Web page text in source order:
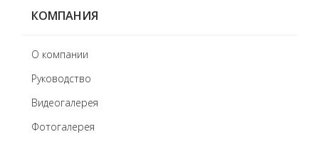
КОМПАНИЯ
О компании
Руководство
Видеогалерея
Фотогалерея